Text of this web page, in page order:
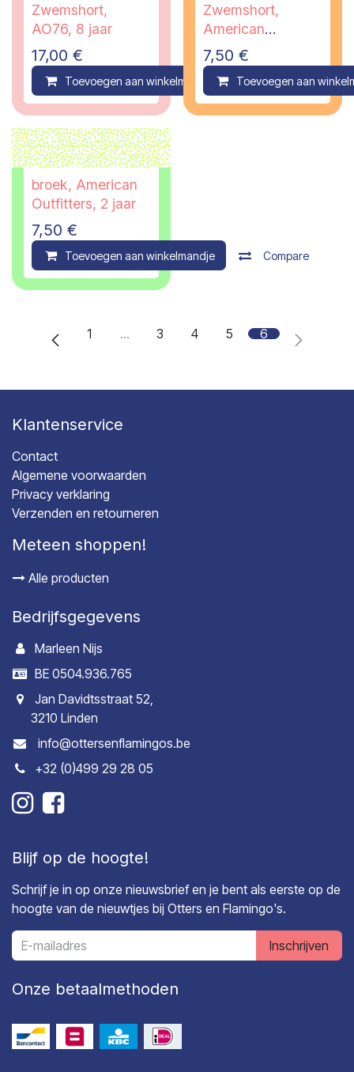
Zwemshort,
AO76, 8 jaar
17,00 €
Toevoegen aan winkelmandje Compare
Zwemshort,
American
Outfitters, 8 jaar
7,50 €
Toevoegen aan
broek, American
Outfitters, 2 jaar
7,50 €
Toevoegen aan winkelmandje Compare
1 … 3 4 5 6
Klantenservice
Contact
Algemene voorwaarden
Privacy verklaring
Verzenden en retourneren
Meteen shoppen!
Alle producten
Bedrijfsgegevens
Marleen Nijs
BE 0504.936.765
Jan Davidtsstraat 52,
3210 Linden
info@ottersenflamingos.be
+32 (0)499 29 28 05
Blijf op de hoogte!
Schrijf je in op onze nieuwsbrief en je bent als eerste op de
hoogte van de nieuwtjes bij Otters en Flamingo's.
Inschrijven
Onze betaalmethoden